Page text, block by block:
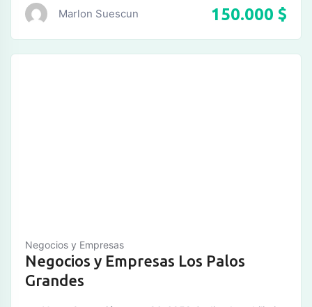
Marlon Suescun 150.000 $
Negocios y Empresas
Negocios y Empresas Los Palos
Grandes